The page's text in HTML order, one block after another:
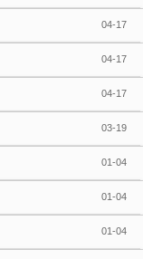
04-17
04-17
04-17
03-19
01-04
01-04
01-04